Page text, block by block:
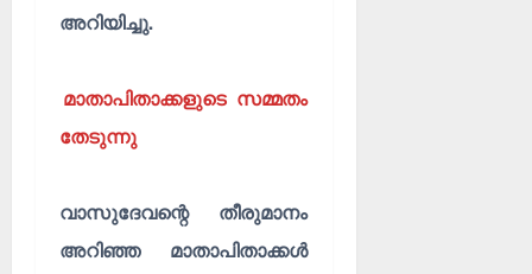
അറിയിച്ചു.
മാതാപിതാക്കളുടെ സമ്മതം
തേടുന്നു
വാസുദേവന്റെ തീരുമാനം
അറിഞ്ഞ മാതാപിതാക്കൾ